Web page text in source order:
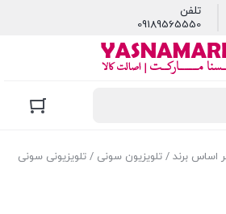
تلفن
09189565550
اساس برند / تلویزیون سونی / تلویزیونی سونی